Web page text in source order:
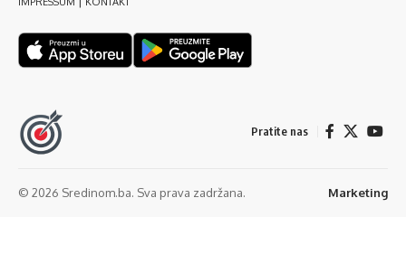
Pratite nas
© 2026 Sredinom.ba. Sva prava zadržana. Marketing